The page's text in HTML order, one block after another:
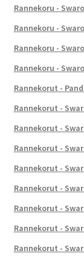
Rannekoru -
Rannekoru -
Rannekoru -
Rannekoru -
Rannekorut -
Rannekorut -
Rannekorut -
Rannekorut -
Rannekorut -
Rannekorut -
Rannekorut -
Rannekorut -
Rannekorut -